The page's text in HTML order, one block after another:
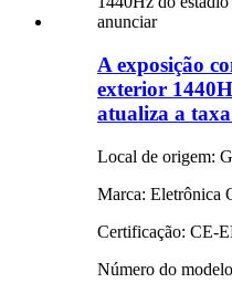
A exposição
exterior
atualiza a
Local de origem:
Marca: Eletrônica
Certificação: CE-
Número do